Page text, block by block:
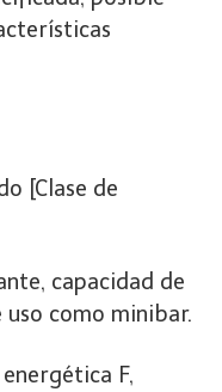
[Clase de
capacidad de
como minibar.
F,